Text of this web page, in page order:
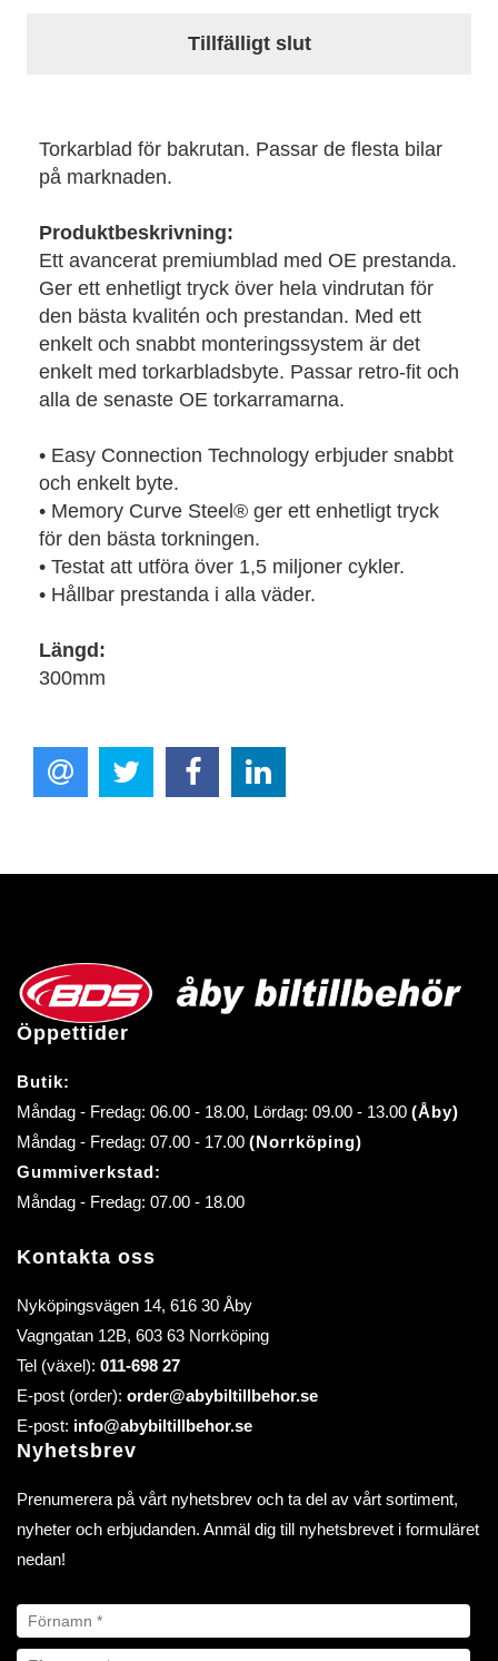
Tillfälligt slut
Torkarblad för bakrutan. Passar de flesta bilar
på marknaden.
Produktbeskrivning:
Ett avancerat premiumblad med OE prestanda.
Ger ett enhetligt tryck över hela vindrutan för
den bästa kvalitén och prestandan. Med ett
enkelt och snabbt monteringssystem är det
enkelt med torkarbladsbyte. Passar retro-fit och
alla de senaste OE torkarramarna.
• Easy Connection Technology erbjuder snabbt
och enkelt byte.
• Memory Curve Steel® ger ett enhetligt tryck
för den bästa torkningen.
• Testat att utföra över 1,5 miljoner cykler.
• Hållbar prestanda i alla väder.
Längd:
300mm
Öppettider
Butik:
Måndag - Fredag: 06.00 - 18.00, Lördag: 09.00 - 13.00 (Åby)
Måndag - Fredag: 07.00 - 17.00 (Norrköping)
Gummiverkstad:
Måndag - Fredag: 07.00 - 18.00
Kontakta oss
Nyköpingsvägen 14, 616 30 Åby
Vagngatan 12B, 603 63 Norrköping
Tel (växel): 011-698 27
E-post (order): order@abybiltillbehor.se
E-post: info@abybiltillbehor.se
Nyhetsbrev
Prenumerera på vårt nyhetsbrev och ta del av vårt sortiment,
nyheter och erbjudanden. Anmäl dig till nyhetsbrevet i formuläret
nedan!